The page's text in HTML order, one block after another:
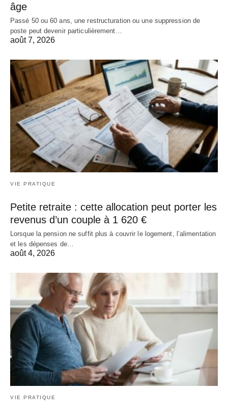
âge
Passé 50 ou 60 ans, une restructuration ou une suppression de
poste peut devenir particulièrement…
août 7, 2026
VIE PRATIQUE
Petite retraite : cette allocation peut porter les
revenus d’un couple à 1 620 €
Lorsque la pension ne suffit plus à couvrir le logement, l’alimentation
et les dépenses de…
août 4, 2026
VIE PRATIQUE